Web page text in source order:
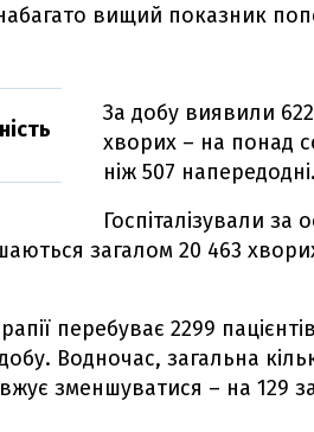
вищий показник
За добу виявили
хворих – на понад
ніж 507 напередодні.
Госпіталізували за
загалом 20 463
перебуває 2299
Водночас, загальна
зменшуватися – на 129